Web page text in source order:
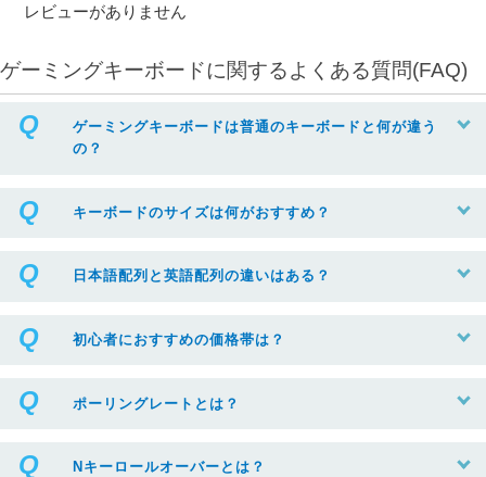
レビューがありません
ゲーミングキーボードに関するよくある質問(FAQ)
ゲーミングキーボードは普通のキーボードと何が違う
の？
キーボードのサイズは何がおすすめ？
日本語配列と英語配列の違いはある？
初心者におすすめの価格帯は？
ポーリングレートとは？
Nキーロールオーバーとは？